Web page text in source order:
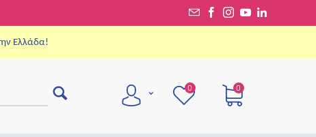
Ελλάδα!
0 0